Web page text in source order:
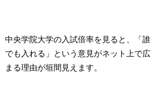
中央学院大学の入試倍率を見ると、「誰
でも入れる」という意見がネット上で広
まる理由が垣間見えます。